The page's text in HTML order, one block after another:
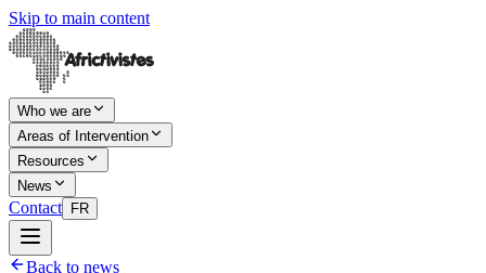
Skip to main content
Who we are
Areas of Intervention
Resources
News
Contact FR
Back to news